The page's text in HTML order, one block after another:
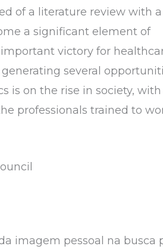
of a literature review with a
a significant element of
victory for
several
is on the rise in society, with
professionals trained to
imagem pessoal na busca